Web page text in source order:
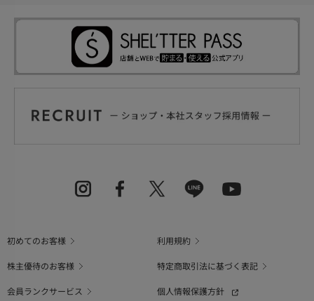
初めてのお客様
利用規約
株主優待のお客様
特定商取引法に基づく表記
会員ランクサービス
個人情報保護方針